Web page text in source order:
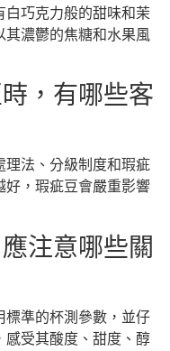
巧克力般的甜味和茉
其濃鬱的焦糖和水果風
，有哪些客
理法、分級制度和瑕疵
好，瑕疵豆會嚴重影響
注意哪些關
標準的杯測參數，並仔
感受其酸度、甜度、醇